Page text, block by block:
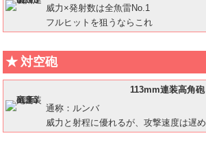
威力×発射数は全魚雷No.1
フルヒットを狙うならこれ
対空砲
113mm連装高角
通称：ルンバ
威力と射程に優れるが、攻撃速度は遅め